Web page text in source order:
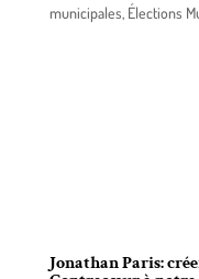
municipales, Élections
Jonathan Paris: